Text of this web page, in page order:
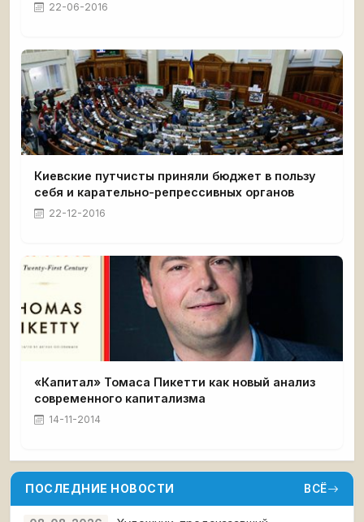
22-06-2016
Киевские путчисты приняли бюджет в пользу
себя и карательно-репрессивных органов
22-12-2016
«Капитал» Томаса Пикетти как новый анализ
современного капитализма
14-11-2014
ПОСЛЕДНИЕ НОВОСТИ ВСЁ